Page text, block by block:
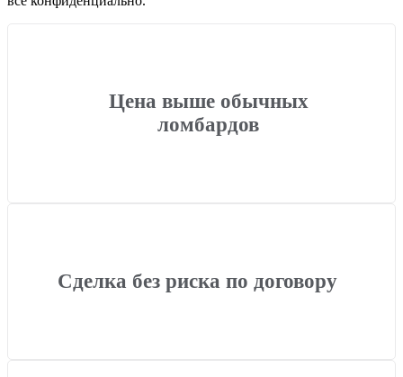
Цена выше обычных
ломбардов
Сделка без риска по договору